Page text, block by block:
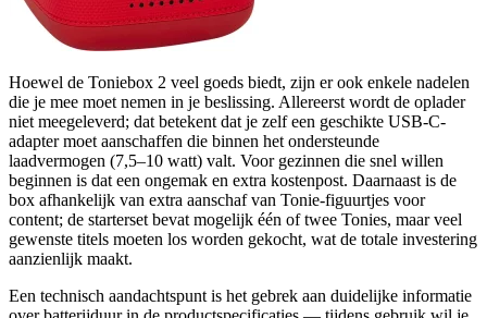
Hoewel de Toniebox 2 veel goeds biedt, zijn er ook enkele nadelen
die je mee moet nemen in je beslissing. Allereerst wordt de oplader
niet meegeleverd; dat betekent dat je zelf een geschikte USB-C-
adapter moet aanschaffen die binnen het ondersteunde
laadvermogen (7,5–10 watt) valt. Voor gezinnen die snel willen
beginnen is dat een ongemak en extra kostenpost. Daarnaast is de
box afhankelijk van extra aanschaf van Tonie-figuurtjes voor
content; de starterset bevat mogelijk één of twee Tonies, maar veel
gewenste titels moeten los worden gekocht, wat de totale investering
aanzienlijk maakt.
Een technisch aandachtspunt is het gebrek aan duidelijke informatie